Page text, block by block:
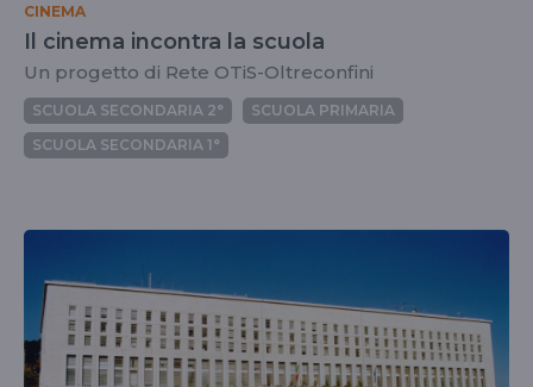
CINEMA
Il cinema incontra la scuola
Un progetto di Rete OTiS-Oltreconfini
SCUOLA SECONDARIA 2°
SCUOLA PRIMARIA
SCUOLA SECONDARIA 1°